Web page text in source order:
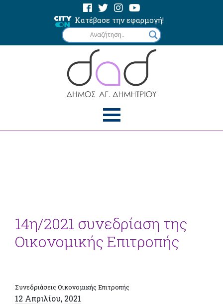
Κατέβασε την εφαρμογή!
14η/2021 συνεδρίαση της
Οικονομικής Επιτροπής
Συνεδριάσεις Οικονομικής Επιτροπής
12 Απριλίου, 2021